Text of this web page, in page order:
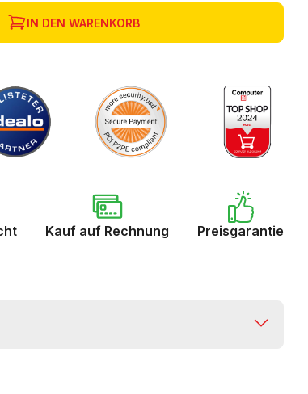
IN DEN WARENKORB
Kauf auf Rechnung Preisgarantie